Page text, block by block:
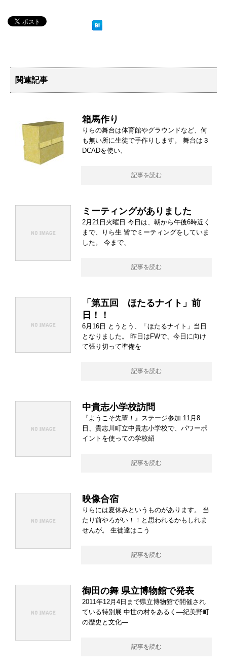
関連記事
箱馬作り
りらの舞台は体育館やグラウンドなど、何
も無い所に生徒で手作りします。 舞台は３
DCADを使い、
記事を読む
ミーティングがありました
2月21日火曜日 今日は、朝から午後6時近く
まで、りら生 皆でミーティングをしていま
した。 今まで、
記事を読む
「第五回 ほたるナイト」前
日！！
6月16日 とうとう、「ほたるナイト」当日
となりました。 昨日はFWで、今日に向け
て張り切って準備を
記事を読む
中貴志小学校訪問
『ようこそ先輩！』ステージ参加 11月8
日、貴志川町立中貴志小学校で、パワーポ
イントを使っての学校紹
記事を読む
映像合宿
りらには夏休みというものがあります。 当
たり前やろがい！！と思われるかもしれま
せんが。 生徒達はこう
記事を読む
御田の舞 県立博物館で発表
2011年12月4日まで県立博物館で開催され
ている特別展 中世の村をあるく―紀美野町
の歴史と文化―
記事を読む